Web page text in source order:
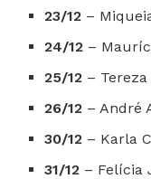
23/12 –
24/12 –
25/12 –
26/12 – André
30/12 – Karla
31/12 – Felícia